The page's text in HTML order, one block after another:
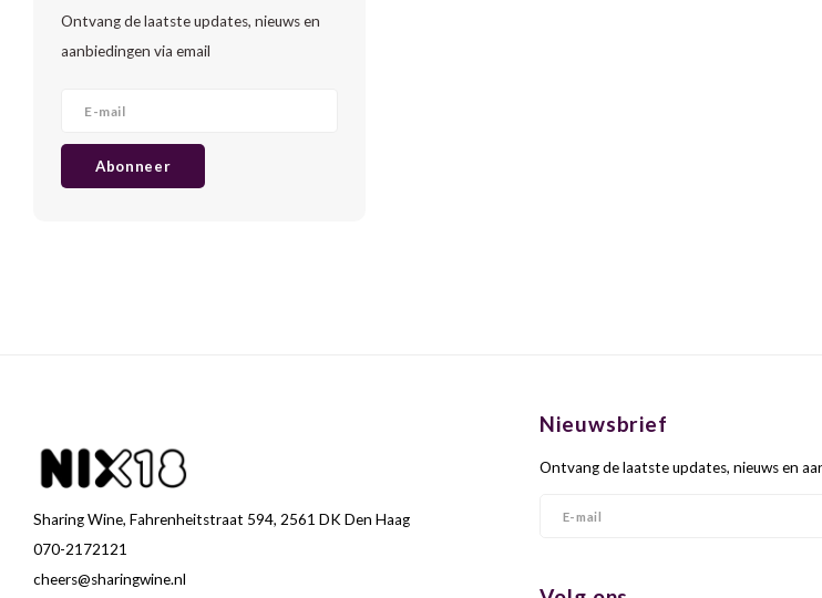
Ontvang de laatste updates, nieuws en
aanbiedingen via email
Abonneer
Sharing Wine, Fahrenheitstraat 594, 2561 DK Den Haag
070-2172121
cheers@sharingwine.nl
Nieuwsbrief
Ontvang de laatste updates, nieuws en